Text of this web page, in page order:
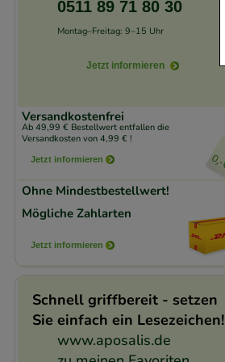
0511 89 71 80 30
Montag–Freitag: 9–15 Uhr
Jetzt informieren
Versandkostenfrei
Ab 49,99 € Bestellwert entfallen die
Versandkosten von 4,99 € !
Jetzt informieren
Ohne Mindestbestellwert!
Mögliche Zahlarten
Jetzt informieren
Schnell griffbereit - setzen
Sie einfach ein Lesezeichen!
www.aposalis.de